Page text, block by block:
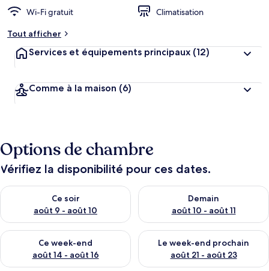
Wi-Fi gratuit
Climatisation
Tout afficher
Services et équipements principaux (12)
Comme à la maison (6)
Options de chambre
Vérifiez la disponibilité pour ces dates.
Ce soir
août 9 - août 10
Vérifier la disponibilité pour ce soir août 9 - août 10
Demain
août 10 - août 11
Vérifier la disponibilité pour
Ce week-end
août 14 - août 16
Vérifier la disponibilité pour ce week-end août 14 - août 16
Le week-end prochain
août 21 - août 23
Vérifier la disponibilité pour